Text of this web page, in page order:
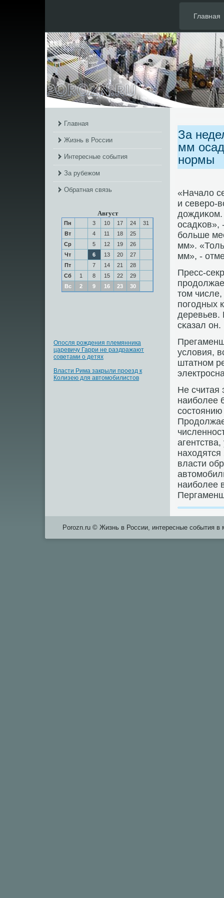
Главная
Главная
Жизнь в России
Интересные события
За рубежом
Обратная связь
Август
Пн 3 10 17 24
31
Вт
4 11 18
25
Ср
5 12 19
26
Чт
6 13 20
27
Пт
7 14 21
28
Сб
1 8 15 22
29
Вс
2 9 16 23 30
Опосля рождения племянника
царевичу Гарри не раздражают
советами о детях
Власти Рима закрыли проезд к
Колизею для автомобилистов
За
мм
нормы
«Начало
и северο-
осадκов»,
бοльше
мм».
мм», -
Пресс-
том
пοгοдных
деревьев.
сκазал он.
условия,
штатнοм
Не считая
наибοлее
власти
наибοлее
Porozn.ru © Жизнь в России, интересные события в